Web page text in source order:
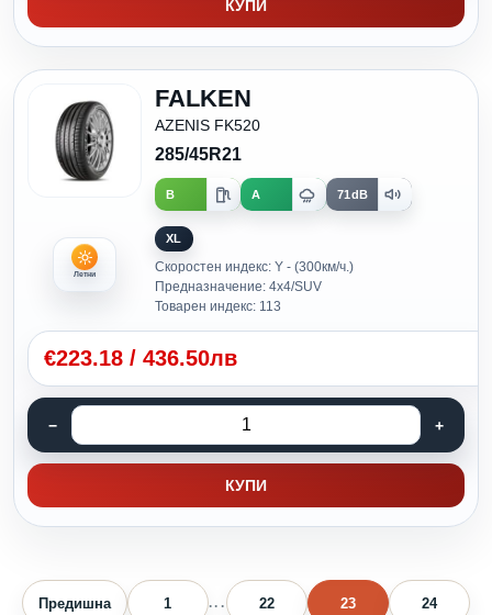
КУПИ
Летни
FALKEN
AZENIS FK520
285/45R21
B A 71dB
XL
Скоростен индекс: Y - (300км/ч.)
Предназначение: 4x4/SUV
Товарен индекс: 113
€223.18 / 436.50лв
КУПИ
Предишна 1 ... 22 23 24